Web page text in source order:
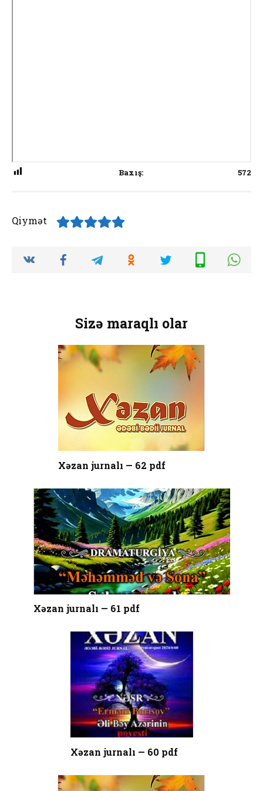
Baxış: 572
Qiymət
Sizə maraqlı olar
Xəzan jurnalı — 62 pdf
Xəzan jurnalı — 61 pdf
Xəzan jurnalı — 60 pdf